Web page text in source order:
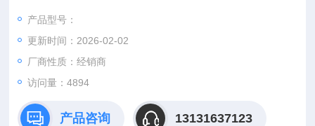
产品型号：
更新时间：2026-02-02
厂商性质：经销商
访问量：4894
产品咨询 13131637123